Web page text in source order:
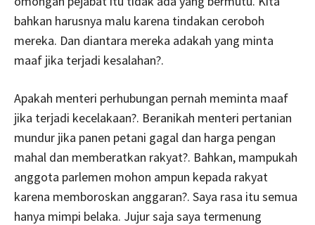
bahkan harusnya malu karena tindakan ceroboh
mereka. Dan diantara mereka adakah yang minta
maaf jika terjadi kesalahan?.
Apakah menteri perhubungan pernah meminta maaf
jika terjadi kecelakaan?. Beranikah menteri pertanian
mundur jika panen petani gagal dan harga pengan
mahal dan memberatkan rakyat?. Bahkan, mampukah
anggota parlemen mohon ampun kepada rakyat
karena memboroskan anggaran?. Saya rasa itu semua
hanya mimpi belaka. Jujur saja saya termenung